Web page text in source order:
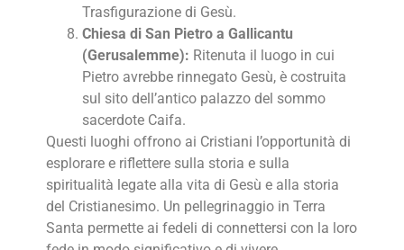
Trasfigurazione di Gesù.
Chiesa di San Pietro a Gallicantu
(Gerusalemme): Ritenuta il luogo in cui
Pietro avrebbe rinnegato Gesù, è costruita
sul sito dell’antico palazzo del sommo
sacerdote Caifa.
Questi luoghi offrono ai Cristiani l’opportunità di
esplorare e riflettere sulla storia e sulla
spiritualità legate alla vita di Gesù e alla storia
del Cristianesimo. Un pellegrinaggio in Terra
Santa permette ai fedeli di connettersi con la loro